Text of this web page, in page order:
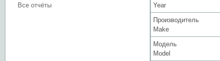
Все отчёты
Year
Производитель
Make
Модель
Model